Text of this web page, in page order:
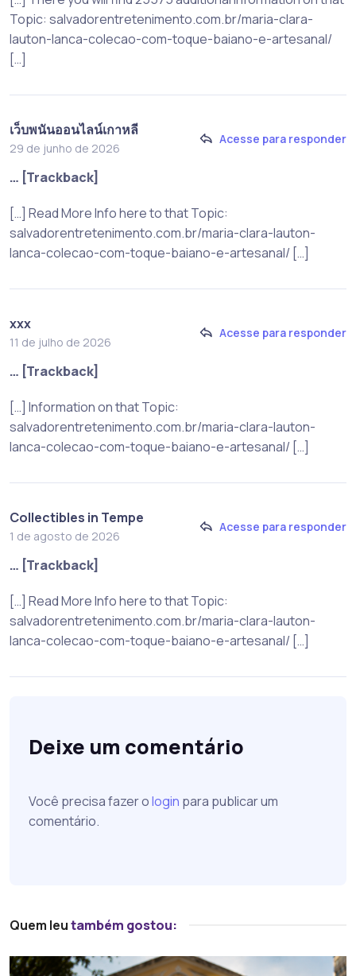
Topic: salvadorentretenimento.com.br/maria-clara-
lauton-lanca-colecao-com-toque-baiano-e-artesanal/
[…]
เว็บพนันออนไลน์เกาหลี
29 de junho de 2026
Acesse para responder
… [Trackback]
[…] Read More Info here to that Topic:
salvadorentretenimento.com.br/maria-clara-lauton-
lanca-colecao-com-toque-baiano-e-artesanal/ […]
xxx
11 de julho de 2026
Acesse para responder
… [Trackback]
[…] Information on that Topic:
salvadorentretenimento.com.br/maria-clara-lauton-
lanca-colecao-com-toque-baiano-e-artesanal/ […]
Collectibles in Tempe
1 de agosto de 2026
Acesse para responder
… [Trackback]
[…] Read More Info here to that Topic:
salvadorentretenimento.com.br/maria-clara-lauton-
lanca-colecao-com-toque-baiano-e-artesanal/ […]
Deixe um comentário
Você precisa fazer ologin para publicar um
comentário.
Quem leutambém gostou: